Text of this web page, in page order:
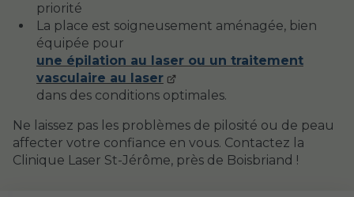
priorité
La place est soigneusement aménagée, bien
équipée pour
une épilation au laser ou un traitement
vasculaire au laser
dans des conditions optimales.
Ne laissez pas les problèmes de pilosité ou de peau
affecter votre confiance en vous. Contactez la
Clinique Laser St-Jérôme, près de Boisbriand !